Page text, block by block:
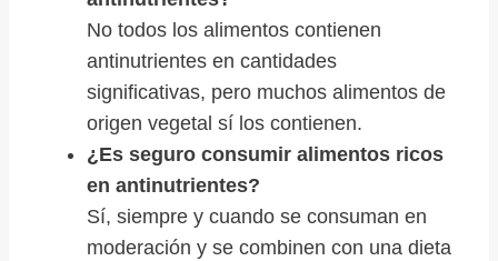
No todos los alimentos contienen
antinutrientes en cantidades
significativas, pero muchos alimentos de
origen vegetal sí los contienen.
¿Es seguro consumir alimentos ricos
en antinutrientes?
Sí, siempre y cuando se consuman en
moderación y se combinen con una dieta